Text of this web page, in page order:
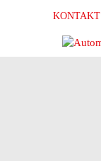
KONTAKT